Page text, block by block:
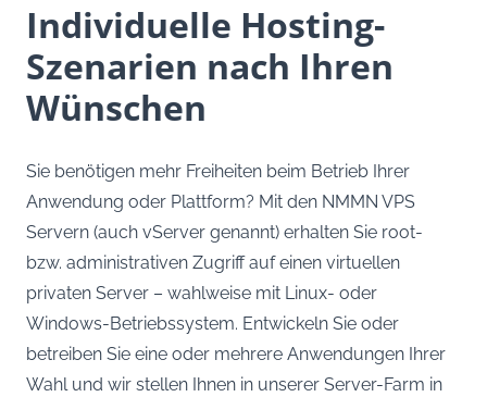
Individuelle Hosting-
Szenarien nach Ihren
Wünschen
Sie benötigen mehr Freiheiten beim Betrieb Ihrer
Anwendung oder Plattform? Mit den NMMN VPS
Servern (auch vServer genannt) erhalten Sie root-
bzw. administrativen Zugriff auf einen virtuellen
privaten Server – wahlweise mit Linux- oder
Windows-Betriebssystem. Entwickeln Sie oder
betreiben Sie eine oder mehrere Anwendungen Ihrer
Wahl und wir stellen Ihnen in unserer Server-Farm in